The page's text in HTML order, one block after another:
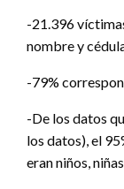
-21.396
nombre y
-79%
-De los datos
los datos), el
eran niños,